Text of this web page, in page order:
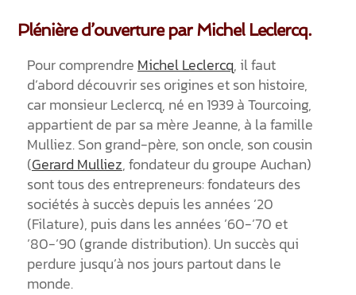
Plénière d’ouverture par Michel Leclercq.
Pour comprendre Michel Leclercq, il faut
d’abord découvrir ses origines et son histoire,
car monsieur Leclercq, né en 1939 à Tourcoing,
appartient de par sa mère Jeanne, à la famille
Mulliez. Son grand-père, son oncle, son cousin
(Gerard Mulliez, fondateur du groupe Auchan)
sont tous des entrepreneurs: fondateurs des
sociétés à succès depuis les années ’20
(Filature), puis dans les années ’60-’70 et
’80-’90 (grande distribution). Un succès qui
perdure jusqu’à nos jours partout dans le
monde.